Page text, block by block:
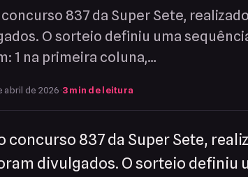
837 da Super Sete,
O sorteio definiu uma
1 na primeira coluna,…
abril de 2026·3 min de leitura
concurso 837 da Super Sete,
divulgados. O sorteio definiu